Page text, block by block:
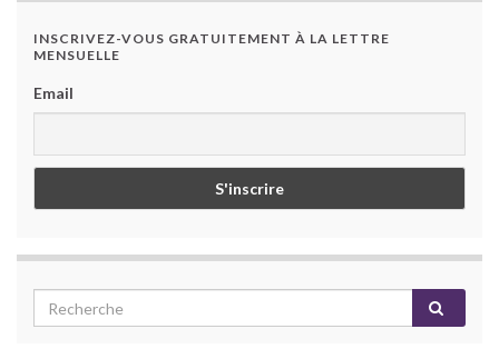
INSCRIVEZ-VOUS GRATUITEMENT À LA LETTRE
MENSUELLE
Email